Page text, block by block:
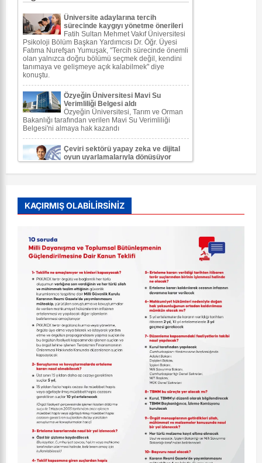
KAÇIRMIŞ OLABİLİRSİNİZ